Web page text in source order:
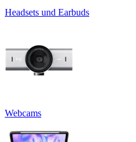
Headsets und Earbuds
Webcams